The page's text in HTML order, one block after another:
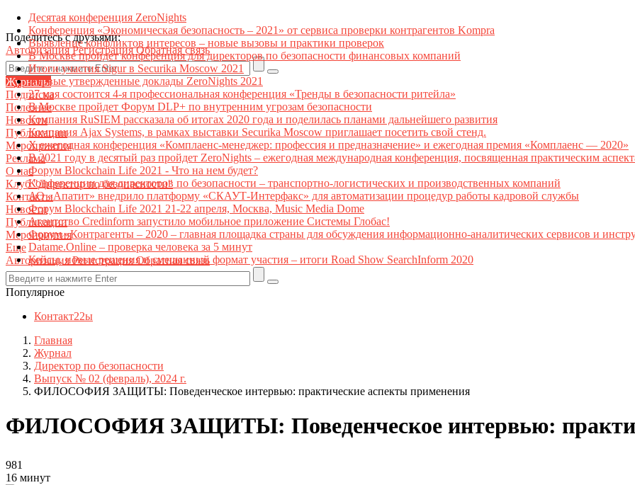
Поделитесь с друзьями:
АвторизацияРегистрацияОбратная связь
Журналы
Подписка
Полезное
Новости
Публикации
Мероприятия
Реклама
О нас
Клуб "Директор по безопасности"
Контакты
Новости
Публикации
Мероприятия
Еще
АвторизацияРегистрацияОбратная связь
Популярное
Десятая конференция ZeroNights
Конференция «Экономическая безопасность – 2021» от сервиса проверки контрагентов Kompra
Выявление конфликтов интересов – новые вызовы и практики проверок
В Москве пройдет конференция для директоров по безопасности финансовых компаний
Итоги участия Sigur в Securika Moscow 2021
Первые утвержденные доклады ZeroNights 2021
27 мая состоится 4-я профессиональная конференция «Тренды в безопасности ритейла»
В Москве пройдет Форум DLP+ по внутренним угрозам безопасности
Компания RuSIEM рассказала об итогах 2020 года и поделилась планами дальнейшего развития
Компания Ajax Systems, в рамках выставки Securika Moscow приглашает посетить свой стенд.
X ежегодная конференция «Комплаенс-менеджер: профессия и предназначение» и ежегодная премия «Комплаенс — 2020»
В 2021 году в десятый раз пройдет ZeroNights – ежегодная международная конференция, посвященная практическим
Форум Blockchain Life 2021 - Что на нем будет?
Конференции для директоров по безопасности – транспортно-логистических и производственных компаний
АО «Апатит» внедрило платформу «СКАУТ-Интерфакс» для автоматизации процедур работы кадровой службы
Форум Blockchain Life 2021 21-22 апреля, Москва, Music Media Dome
Агентство Credinform запустило мобильное приложение Системы Глобас!
Форум «Контрагенты – 2020 – главная площадка страны для обсуждения информационно-аналитических сервисов и
Datame.Online – проверка человека за 5 минут
Кейсы, новые решения и смешанный формат участия – итоги Road Show SearchInform 2020
Контакт22ы
Главная
Журнал
Директор по безопасности
Выпуск № 02 (февраль), 2024 г.
ФИЛОСОФИЯ ЗАЩИТЫ: Поведенческое интервью: практические аспекты применения
ФИЛОСОФИЯ ЗАЩИТЫ: Поведенческое интервью:
981
16 минут